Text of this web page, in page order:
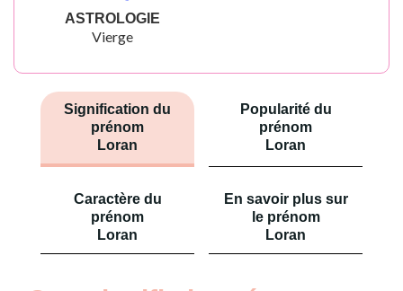
ASTROLOGIE
Vierge
Signification du
prénom
Loran
Popularité du
prénom
Loran
Caractère du
prénom
Loran
En savoir plus sur
le prénom
Loran